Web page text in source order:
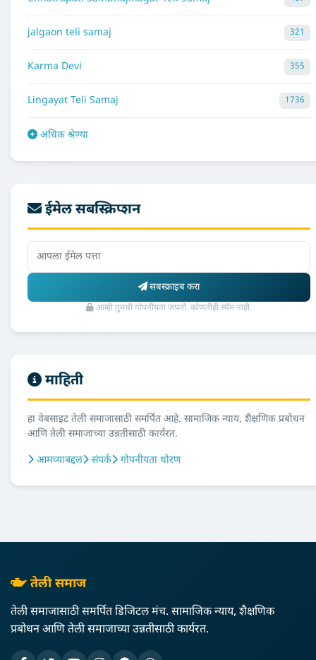
jalgaon teli samaj 321
Karma Devi 355
Lingayat Teli Samaj 1736
अधिक श्रेण्या
ईमेल सबस्क्रिप्शन
सबस्क्राइब करा
आम्ही तुमची गोपनीयता जपतो. कोणतीही स्पॅम नाही.
माहिती
हा वेबसाइट तेली समाजासाठी समर्पित आहे. सामाजिक न्याय, शैक्षणिक प्रबोधन
आणि तेली समाजाच्या उन्नतीसाठी कार्यरत.
आमच्याबद्दल
संपर्क गोपनीयता धोरण
तेली समाज
तेली समाजासाठी समर्पित डिजिटल मंच. सामाजिक न्याय, शैक्षणिक
प्रबोधन आणि तेली समाजाच्या उन्नतीसाठी कार्यरत.